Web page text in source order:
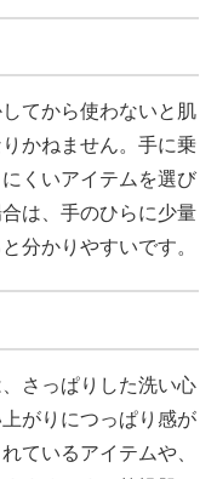
てから使わないと肌
かねません。手に乗
くいアイテムを選び
は、手のひらに少量
分かりやすいです。
さっぱりした洗い心
がりにつっぱり感が
ているアイテムや、